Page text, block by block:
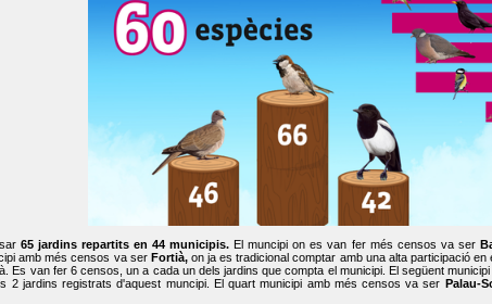
65 jardins repartits en 44 municipis. El muncipi on es van fer més censos va ser
amb més censos va ser Fortià, on ja es tradicional comptar amb una alta participació
Es van fer 6 censos, un a cada un dels jardins que compta el municipi. El següent
2 jardins registrats d'aquest muncipi. El quart municipi amb més censos va ser Palau-